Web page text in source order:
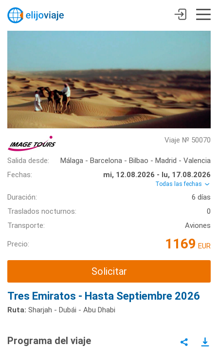
Viaje № 50070
Salida desde:
Málaga - Barcelona - Bilbao - Madrid - Valencia
Fechas:
mi, 12.08.2026 - lu, 17.08.2026
Todas las fechas
Duración:
6 días
Traslados nocturnos:
0
Transporte:
Aviones
Precio: 1169 EUR
Solicitar
Tres Emiratos - Hasta Septiembre 2026
Ruta: Sharjah - Dubái - Abu Dhabi
Programa del viaje